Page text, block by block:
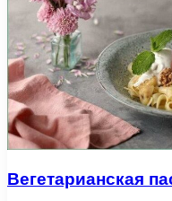
Вегетарианская